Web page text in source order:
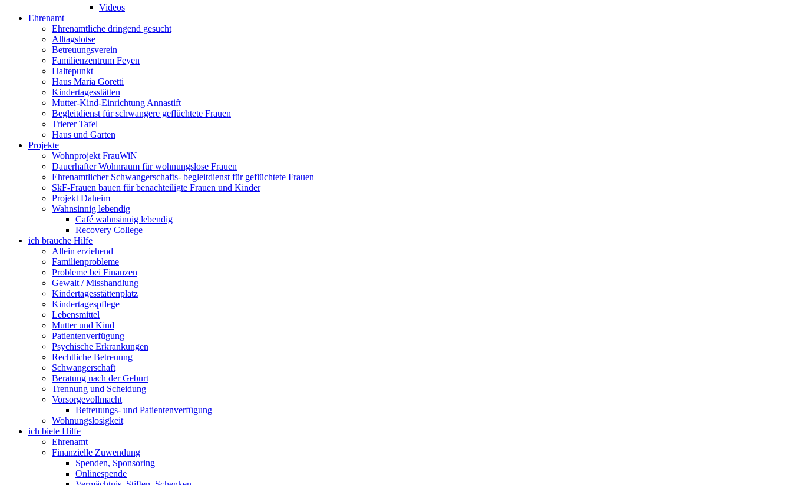
Videos
Ehrenamt
Ehrenamtliche dringend gesucht
Alltagslotse
Betreuungsverein
Familienzentrum Feyen
Haltepunkt
Haus Maria Goretti
Kindertagesstätten
Mutter-Kind-Einrichtung Annastift
Begleitdienst für schwangere geflüchtete Frauen
Trierer Tafel
Haus und Garten
Projekte
Wohnprojekt FrauWiN
Dauerhafter Wohnraum für wohnungslose Frauen
Ehrenamtlicher Schwangerschafts- begleitdienst für geflüchtete Frauen
SkF-Frauen bauen für benachteiligte Frauen und Kinder
Projekt Daheim
Wahnsinnig lebendig
Café wahnsinnig lebendig
Recovery College
ich brauche Hilfe
Allein erziehend
Familienprobleme
Probleme bei Finanzen
Gewalt / Misshandlung
Kindertagesstättenplatz
Kindertagespflege
Lebensmittel
Mutter und Kind
Patientenverfügung
Psychische Erkrankungen
Rechtliche Betreuung
Schwangerschaft
Beratung nach der Geburt
Trennung und Scheidung
Vorsorgevollmacht
Betreuungs- und Patientenverfügung
Wohnungslosigkeit
ich biete Hilfe
Ehrenamt
Finanzielle Zuwendung
Spenden, Sponsoring
Onlinespende